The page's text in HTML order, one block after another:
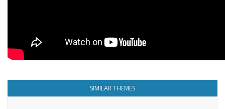
SIMILAR THEMES